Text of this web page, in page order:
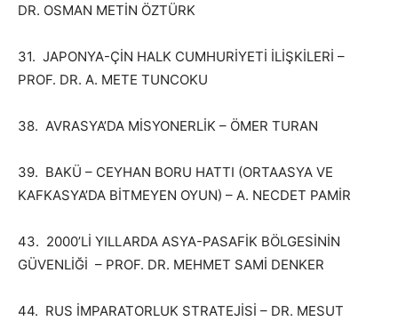
DR. OSMAN METİN ÖZTÜRK
31. JAPONYA-ÇİN HALK CUMHURİYETİ İLİŞKİLERİ –
PROF. DR. A. METE TUNCOKU
38. AVRASYA’DA MİSYONERLİK – ÖMER TURAN
39. BAKÜ – CEYHAN BORU HATTI (ORTAASYA VE
KAFKASYA’DA BİTMEYEN OYUN) – A. NECDET PAMİR
43. 2000’Lİ YILLARDA ASYA-PASAFİK BÖLGESİNİN
GÜVENLİĞİ – PROF. DR. MEHMET SAMİ DENKER
44. RUS İMPARATORLUK STRATEJİSİ – DR. MESUT